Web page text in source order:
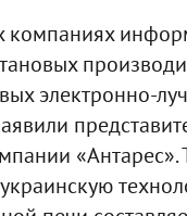
компаниях
электронно-
«Антарес».
украинскую